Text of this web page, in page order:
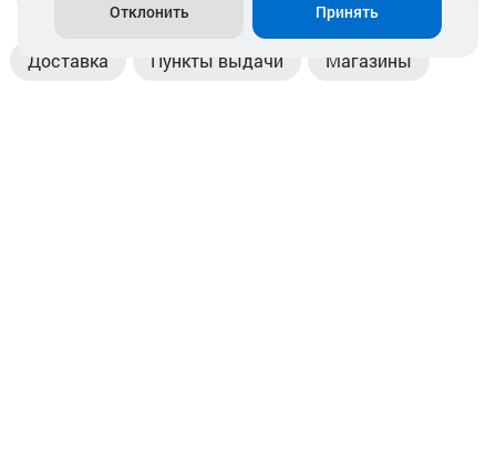
Доставка Пункты выдачи Магазины
Отклонить Принять